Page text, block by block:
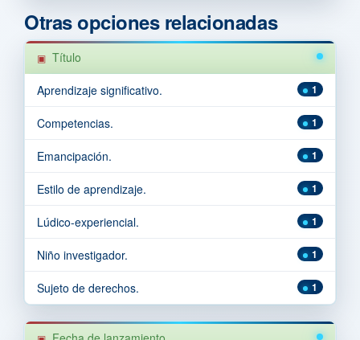
Otras opciones relacionadas
Título
1
Aprendizaje significativo.
1
Competencias.
1
Emancipación.
1
Estilo de aprendizaje.
1
Lúdico-experiencial.
1
Niño investigador.
1
Sujeto de derechos.